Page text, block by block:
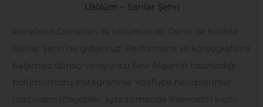
1.Bölüm – Sarılar Şehri
Renklerin Dansı’nın ilk bölümünde, Deniz ile birlikte
Sarılar Şehri’ne gidiyoruz! Performans ve koreografisini
bağımsız dansçı ve oyuncu Sevi Algan’ın hazırladığı
bölümümüzü Instagram ve YouTube hesaplarımız
üzerinden izleyebilir, aynı zamanda internetin kısıtlı